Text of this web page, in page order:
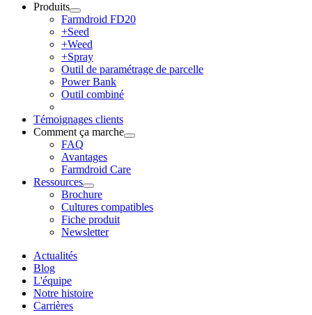
Produits
Farmdroid FD20
+Seed
+Weed
+Spray
Outil de paramétrage de parcelle
Power Bank
Outil combiné
Témoignages clients
Comment ça marche
FAQ
Avantages
Farmdroid Care
Ressources
Brochure
Cultures compatibles
Fiche produit
Newsletter
Actualités
Blog
L'équipe
Notre histoire
Carrières